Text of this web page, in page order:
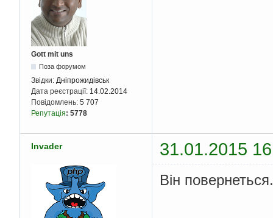
Gott mit uns
Поза форумом
Звідки: Дніпрожидівськ
Дата реєстрації: 14.02.2014
Повідомлень: 5 707
Репутація: 5778
Invader 31.01.2015
Він повернеться.